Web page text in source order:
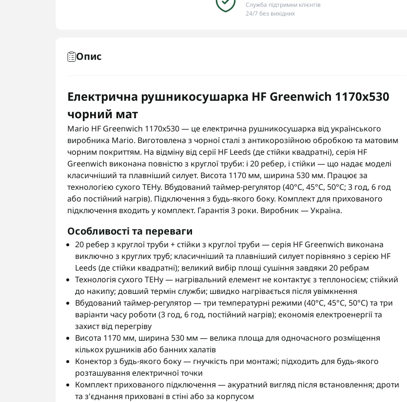
Служба підтримки клієнтів
24/7 без вихідних
Опис
Електрична рушникосушарка HF Greenwich 1170х530
чорний мат
Mario HF Greenwich 1170x530 — це електрична рушникосушарка від українського
виробника Mario. Виготовлена з чорної сталі з антикорозійною обробкою та матовим
чорним покриттям. На відміну від серії HF Leeds (де стійки квадратні), серія HF
Greenwich виконана повністю з круглої труби: і 20 ребер, і стійки — що надає моделі
класичніший та плавніший силует. Висота 1170 мм, ширина 530 мм. Працює за
технологією сухого ТЕНу. Вбудований таймер-регулятор (40°С, 45°С, 50°С; 3 год, 6 год
або постійний нагрів). Підключення з будь-якого боку. Комплект для прихованого
підключення входить у комплект. Гарантія 3 роки. Виробник — Україна.
Особливості та переваги
20 ребер з круглої труби + стійки з круглої труби — серія HF Greenwich виконана
виключно з круглих труб; класичніший та плавніший силует порівняно з серією HF
Leeds (де стійки квадратні); великий вибір площі сушіння завдяки 20 ребрам
Технологія сухого ТЕНу — нагрівальний елемент не контактує з теплоносієм; стійкий
до накипу; довший термін служби; швидко нагрівається після увімкнення
Вбудований таймер-регулятор — три температурні режими (40°С, 45°С, 50°С) та три
варіанти часу роботи (3 год, 6 год, постійний нагрів); економія електроенергії та
захист від перегріву
Висота 1170 мм, ширина 530 мм — велика площа для одночасного розміщення
кількох рушників або банних халатів
Конектор з будь-якого боку — гнучкість при монтажі; підходить для будь-якого
розташування електричної точки
Комплект прихованого підключення — акуратний вигляд після встановлення; дроти
та з'єднання приховані в стіні або за корпусом